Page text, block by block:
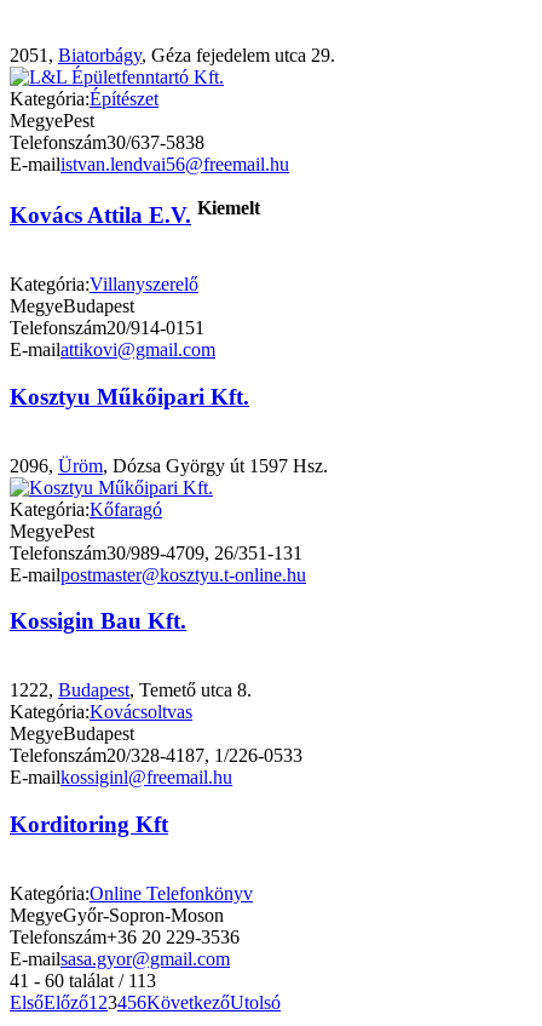
2051, Biatorbágy, Géza fejedelem utca 29.
Kategória:Építészet
MegyePest
Telefonszám30/637-5838
E-mailistvan.lendvai56@freemail.hu
Kovács Attila E.V. Kiemelt
Kategória:Villanyszerelő
MegyeBudapest
Telefonszám20/914-0151
E-mailattikovi@gmail.com
Kosztyu Műkőipari Kft.
2096, Üröm, Dózsa György út 1597 Hsz.
Kategória:Kőfaragó
MegyePest
Telefonszám30/989-4709, 26/351-131
E-mailpostmaster@kosztyu.t-online.hu
Kossigin Bau Kft.
1222, Budapest, Temető utca 8.
Kategória:Kovácsoltvas
MegyeBudapest
Telefonszám20/328-4187, 1/226-0533
E-mailkossiginl@freemail.hu
Korditoring Kft
Kategória:Online Telefonkönyv
MegyeGyőr-Sopron-Moson
Telefonszám+36 20 229-3536
E-mailsasa.gyor@gmail.com
41 - 60 találat / 113
ElsőElőző1 23456KövetkezőUtolsó